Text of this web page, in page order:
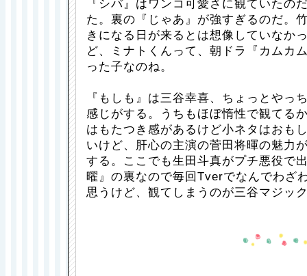
『シバ』はワンコ可愛さに観ていたの
た。裏の『じゃあ』が強すぎるのだ。
きになる日が来るとは想像していなか
ど、ミナトくんって、朝ドラ『カムカ
った子なのね。
『もしも』は三谷幸喜、ちょっとやっ
感じがする。うちもほぼ惰性で観てる
はもたつき感があるけど小ネタはおも
いけど、肝心の主演の菅田将暉の魅力
する。ここでも生田斗真がプチ悪役で
曜』の裏なので毎回Tverでなんでわざ
思うけど、観てしまうのが三谷マジッ